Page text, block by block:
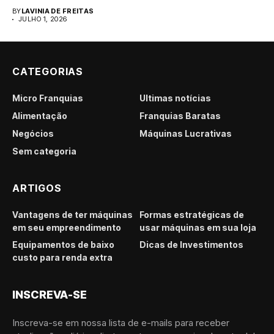
BYLAVINIA DE FREITAS
JULHO 1, 2026
CATEGORIAS
Micro Franquias
Últimas notícias
Alimentação
Franquias Baratas
Negócios
Máquinas Lucrativas
Sem categoria
ARTIGOS
Vantagens de ter máquinas
em seu empreendimento
Formas estratégicas de
usar máquinas em sua loja
Equipamentos de baixo
custo para renda extra
Dicas de Investimentos
INSCREVA-SE
Inscreva-se em nossa lista de e-mails para receber